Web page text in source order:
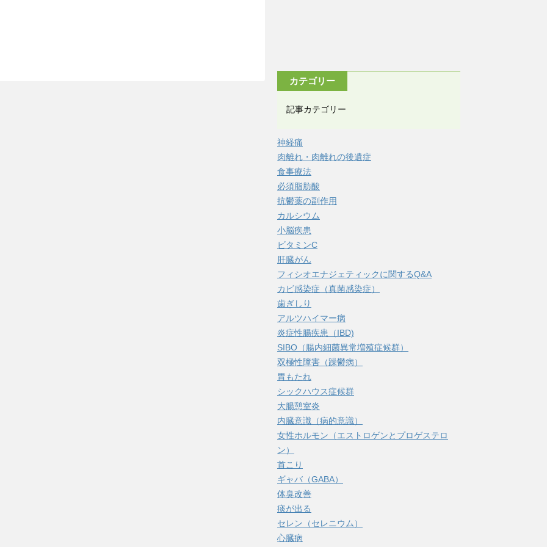
カテゴリー
記事カテゴリー
神経痛
肉離れ・肉離れの後遺症
食事療法
必須脂肪酸
抗鬱薬の副作用
カルシウム
小脳疾患
ビタミンC
肝臓がん
フィシオエナジェティックに関するQ&A
カビ感染症（真菌感染症）
歯ぎしり
アルツハイマー病
炎症性腸疾患（IBD)
SIBO（腸内細菌異常増殖症候群）
双極性障害（躁鬱病）
胃もたれ
シックハウス症候群
大腸憩室炎
内臓意識（病的意識）
女性ホルモン（エストロゲンとプロゲステロ
ン）
首こり
ギャバ（GABA）
体臭改善
痰が出る
セレン（セレニウム）
心臓病